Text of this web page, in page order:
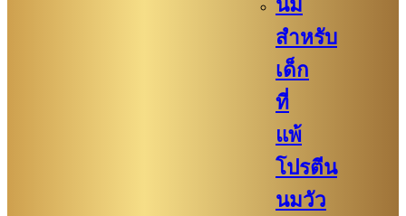
นม
สำหรับ
เด็ก
ที่
แพ้
โปรตีน
นมวัว